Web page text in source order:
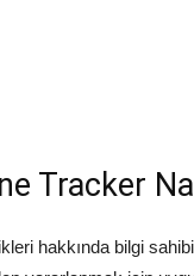
Tracker
hakkında bilgi